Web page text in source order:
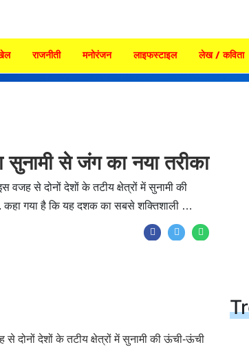
राजनीती मनोरंजन लाइफस्टाइल लेख / कविता
सुनामी से जंग का नया तरीका
से दोनों देशों के तटीय क्षेत्रों में सुनामी की
कहा गया है कि यह दशक का सबसे शक्तिशाली …
दोनों देशों के तटीय क्षेत्रों में सुनामी की ऊंची-ऊंची